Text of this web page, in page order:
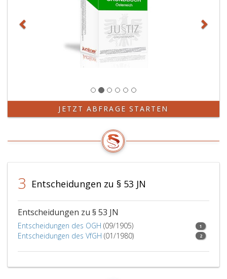
JETZT ABFRAGE STARTEN
3 Entscheidungen zu § 53 JN
Entscheidungen zu § 53 JN
Entscheidungen des OGH (09/1905) 1
Entscheidungen des VfGH (01/1980) 2